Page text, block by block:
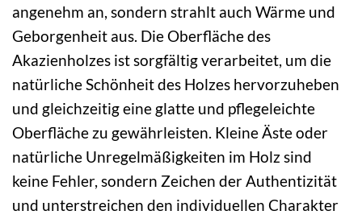
angenehm an, sondern strahlt auch Wärme und
Geborgenheit aus. Die Oberfläche des
Akazienholzes ist sorgfältig verarbeitet, um die
natürliche Schönheit des Holzes hervorzuheben
und gleichzeitig eine glatte und pflegeleichte
Oberfläche zu gewährleisten. Kleine Äste oder
natürliche Unregelmäßigkeiten im Holz sind
keine Fehler, sondern Zeichen der Authentizität
und unterstreichen den individuellen Charakter